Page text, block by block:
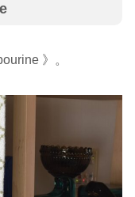
》。